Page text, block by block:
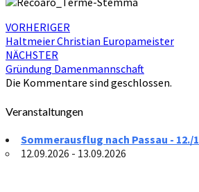
Beitragsnavigation
VORHERIGER
Haltmeier Christian Europameister
NÄCHSTER
Gründung Damenmannschaft
Die Kommentare sind geschlossen.
Veranstaltungen
Sommerausflug nach Passau - 12./
12.09.2026 - 13.09.2026